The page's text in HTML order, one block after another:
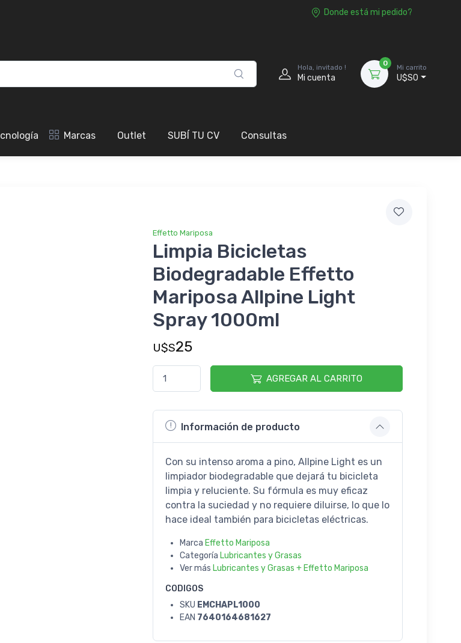
Donde está mi pedido?
Hola, invitado !
Mi cuenta
0
Mi carrito
U$S0
Marcas Outlet SUBÍ TU CV Consultas
Effetto Mariposa
Limpia Bicicletas
Biodegradable Effetto
Mariposa Allpine Light
Spray 1000ml
U$S25
AGREGAR AL CARRITO
Información de producto
Con su intenso aroma a pino, Allpine Light es un
limpiador biodegradable que dejará tu bicicleta
limpia y reluciente. Su fórmula es muy eficaz
contra la suciedad y no requiere diluirse, lo que lo
hace ideal también para bicicletas eléctricas.
Marca Effetto Mariposa
Categoría Lubricantes y Grasas
Ver más Lubricantes y Grasas + Effetto Mariposa
CODIGOS
SKU EMCHAPL1000
EAN 7640164681627